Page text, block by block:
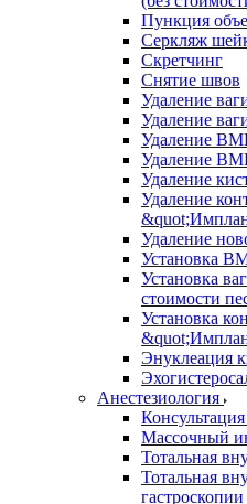
Пункция
Серкляж
Скретчинг
Снятие швов
Удаление
Удаление
Удаление
Удаление
Удаление
Удаление
Удаление
Установка
Установка
стоимости
Установка
Энуклеация
Анестезиология
Консультация
Массочный
Тотальная
Тотальная
гастроскопии